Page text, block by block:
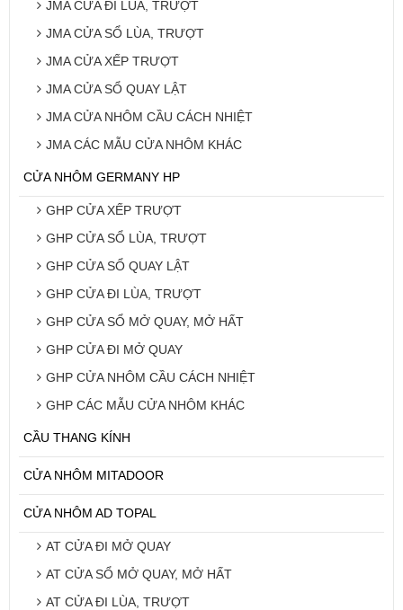
JMA CỬA ĐI LÙA, TRƯỢT
JMA CỬA SỔ LÙA, TRƯỢT
JMA CỬA XẾP TRƯỢT
JMA CỬA SỔ QUAY LẬT
JMA CỬA NHÔM CẦU CÁCH NHIỆT
JMA CÁC MẪU CỬA NHÔM KHÁC
CỬA NHÔM GERMANY HP
GHP CỬA XẾP TRƯỢT
GHP CỬA SỔ LÙA, TRƯỢT
GHP CỬA SỔ QUAY LẬT
GHP CỬA ĐI LÙA, TRƯỢT
GHP CỬA SỔ MỞ QUAY, MỞ HẤT
GHP CỬA ĐI MỞ QUAY
GHP CỬA NHÔM CẦU CÁCH NHIỆT
GHP CÁC MẪU CỬA NHÔM KHÁC
CẦU THANG KÍNH
CỬA NHÔM MITADOOR
CỬA NHÔM AD TOPAL
AT CỬA ĐI MỞ QUAY
AT CỬA SỔ MỞ QUAY, MỞ HẤT
AT CỬA ĐI LÙA, TRƯỢT